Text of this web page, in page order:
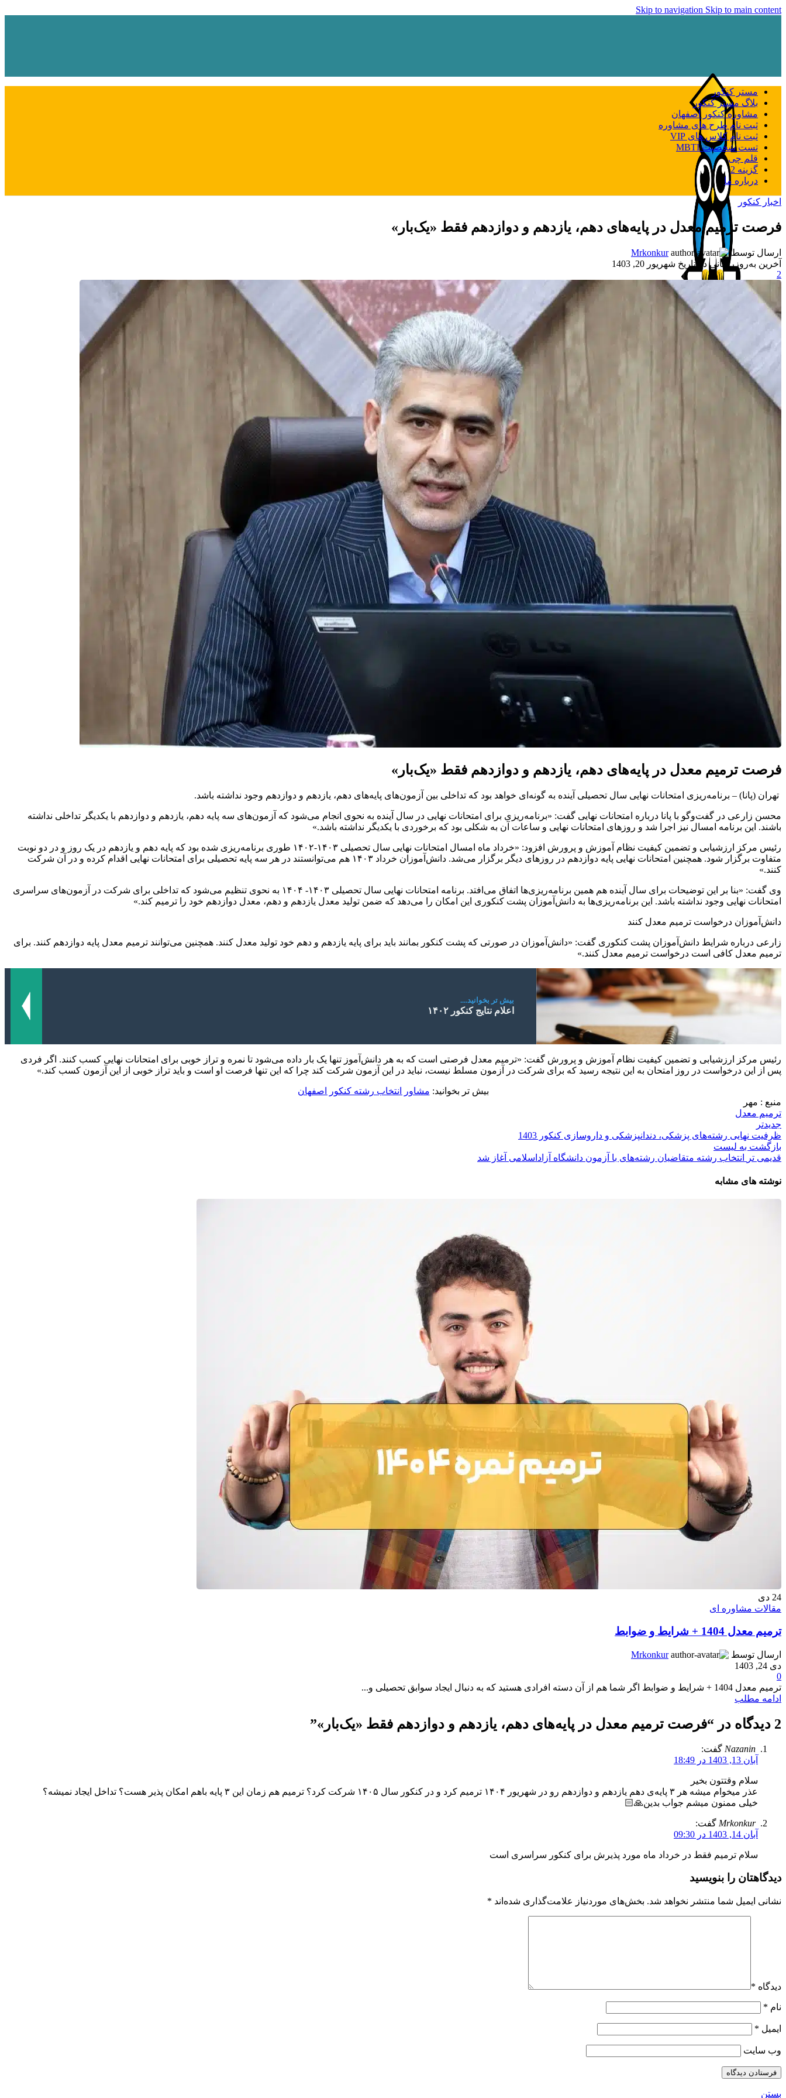
Skip to navigation Skip to main content
مستر کنکور
بلاگ مستر کنکور
مشاوره کنکور اصفهان
ثبت نام طرح های مشاوره
ثبت نام کلاس های VIP
تست شخصیت MBTI
قلم چی
گزینه 2
درباره ما
اخبار کنکور
فرصت ترمیم معدل در پایه‌های دهم، یازدهم و دوازدهم فقط «یک‌بار»
ارسال توسط
Mrkonkur
آخرین به‌روزرسانی در تاریخ شهریور 20, 1403
2
فرصت ترمیم معدل در پایه‌های دهم، یازدهم و دوازدهم فقط «یک‌بار»
تهران (پانا) – برنامه‌ریزی امتحانات نهایی سال تحصیلی آینده به گونه‌ای خواهد بود که تداخلی بین آزمون‌های پایه‌های دهم، یازدهم و دوازدهم وجود نداشته باشد.
محسن زارعی در گفت‌وگو با پانا درباره امتحانات نهایی گفت: «برنامه‌ریزی برای امتحانات نهایی در سال آینده به نحوی انجام می‌شود که آزمون‌های سه پایه دهم، یازدهم و دوازدهم با یکدیگر تداخلی نداشته
باشند. این برنامه امسال نیز اجرا شد و روزهای امتحانات نهایی و ساعات آن به شکلی بود که برخوردی با یکدیگر نداشته باشد.»
رئیس مرکز ارزشیابی و تضمین کیفیت نظام آموزش و پرورش افزود: «خرداد ماه امسال امتحانات نهایی سال تحصیلی ۱۴۰۳-۱۴۰۲ طوری برنامه‌ریزی شده بود که پایه دهم و یازدهم در یک روز و در دو نوبت
متفاوت برگزار شود. همچنین امتحانات نهایی پایه دوازدهم در روزهای دیگر برگزار می‌شد. دانش‌آموزان خرداد ۱۴۰۳ هم می‌توانستند در هر سه پایه تحصیلی برای امتحانات نهایی اقدام کرده و در آن شرکت
کنند.»
وی گفت: «بنا بر این توضیحات برای سال آینده هم همین برنامه‌ریزی‌ها اتفاق می‌افتد. برنامه امتحانات نهایی سال تحصیلی ۱۴۰۳- ۱۴۰۴ به نحوی تنظیم می‌شود که تداخلی برای شرکت در آزمون‌های سراسری
امتحانات نهایی وجود نداشته باشد. این برنامه‌ریزی‌ها به دانش‌آموزان پشت کنکوری این امکان را می‌دهد که ضمن تولید معدل یازدهم و دهم، معدل دوازدهم خود را ترمیم کند.»
دانش‌آموزان درخواست ترمیم معدل کنند
زارعی درباره شرایط دانش‌آموزان پشت کنکوری گفت: «دانش‌آموزان در صورتی که پشت کنکور بمانند باید برای پایه یازدهم و دهم خود تولید معدل کنند. همچنین می‌توانند ترمیم معدل پایه دوازدهم کنند. برای
ترمیم معدل کافی است درخواست ترمیم معدل کنند.»
بیش تر بخوانید....
اعلام‌ نتایج کنکور ۱۴۰۲
رئیس مرکز ارزشیابی و تضمین کیفیت نظام آموزش و پرورش گفت: «ترمیم معدل فرصتی است که به هر دانش‌آموز تنها یک بار داده می‌شود تا نمره و تراز خوبی برای امتحانات نهایی کسب کنند. اگر فردی
پس از این درخواست در روز امتحان به این نتیجه رسید که برای شرکت در آزمون مسلط نیست، نباید در این آزمون شرکت کند چرا که این تنها فرصت او است و باید تراز خوبی از این آزمون کسب کند.»
بیش تر بخوانید: مشاور انتخاب رشته کنکور اصفهان
منبع : مهر
ترمیم معدل
جدیدتر
ظرفیت نهایی رشته‌های پزشکی، دندانپزشکی و داروسازی کنکور 1403
بازگشت به لیست
قدیمی تر
انتخاب رشته متقاضیان رشته‌های با آزمون دانشگاه آزاداسلامی آغاز شد
نوشته های مشابه
24 دی
مقالات مشاوره ای
ترمیم معدل 1404 + شرایط و ضوابط
ارسال توسط
Mrkonkur
دی 24, 1403
0
ترمیم معدل 1404 + شرایط و ضوابط اگر شما هم از آن دسته افرادی هستید که به دنبال ایجاد سوابق تحصیلی و...
ادامه مطلب
2 دیدگاه در “ فرصت ترمیم معدل در پایه‌های دهم، یازدهم و دوازدهم فقط «یک‌بار»”
Nazanin گفت:
آبان 13, 1403 در 18:49
سلام وقتتون بخیر
عذر میخوام میشه هر ۳ پایه‌ی دهم یازدهم و دوازدهم رو در شهریور ۱۴۰۴ ترمیم کرد و در کنکور سال ۱۴۰۵ شرکت کرد؟ ترمیم هم زمان این ۳ پایه باهم امکان پذیر هست؟ تداخل ایجاد نمیشه؟
خیلی ممنون میشم جواب بدین🙏🏻
Mrkonkur گفت:
آبان 14, 1403 در 09:30
سلام ترمیم فقط در خرداد ماه مورد پذیرش برای کنکور سراسری است
دیدگاهتان را بنویسید
نشانی ایمیل شما منتشر نخواهد شد. بخش‌های موردنیاز علامت‌گذاری شده‌اند *
دیدگاه *
نام *
ایمیل *
وب‌ سایت
بستن